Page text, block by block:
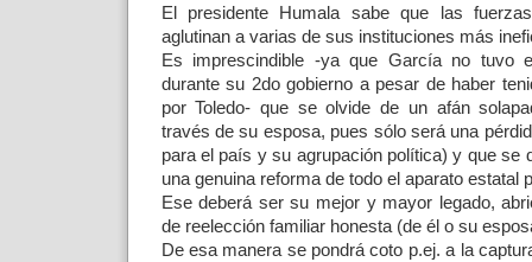
El presidente Humala sabe que las
aglutinan a varias de sus instituciones más
Es imprescindible -ya que García no tuvo
durante su 2do gobierno a pesar de haber
por Toledo- que se olvide de un afán
través de su esposa, pues sólo será una
para el país y su agrupación política) y que se
una genuina reforma de todo el aparato estatal
Ese deberá ser su mejor y mayor legado,
de reelección familiar honesta (de él o su
De esa manera se pondrá coto p.ej. a la